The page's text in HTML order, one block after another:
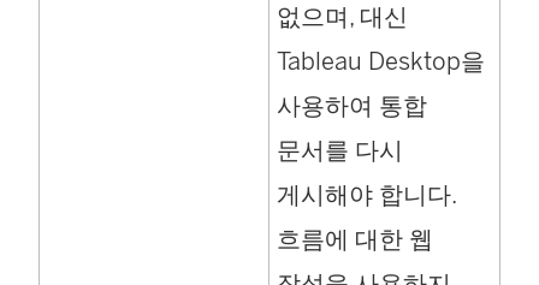
없으며, 대신
Tableau Desktop을
사용하여 통합
문서를 다시
게시해야 합니다.
흐름에 대한 웹